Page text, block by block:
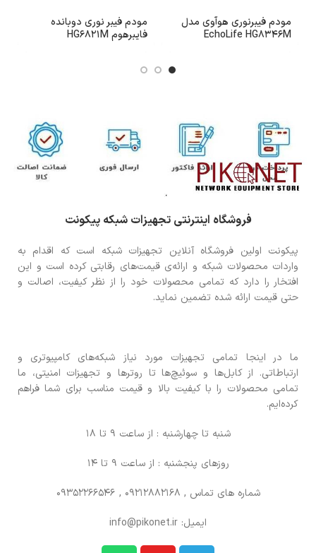
مودم فیبرنوری هوآوی مدل
EchoLife HG8346M
مودم فیبر نوری دوبانده
فایبرهوم HG6821M
فروشگاه اینترنتی تجهیزات شبکه پیکونت
پیکونت اولین فروشگاه آنلاین تجهیزات شبکه است که اقدام به
واردات محصولات شبکه و ارائه‌ی قیمت‌های رقابتی کرده است و این
افتخار را دارد که تمامی محصولات خود را از نظر کیفیت، اصالت و
حتی قیمت ارائه شده تضمین نماید.
ما در اینجا تمامی تجهیزات مورد نیاز شبکه‌های کامپیوتری و
ارتباطاتی. از کابل‌ها و سوئیچ‌ها تا روترها و تجهیزات امنیتی، ما
تمامی محصولات را با کیفیت بالا و قیمت مناسب برای شما فراهم
کرده‌ایم.
شنبه تا چهارشنبه : از ساعت 9 تا 18
روزهای پنجشنبه : از ساعت 9 تا 14
شماره های تماس , 09212882168 , 09352266546
ایمیل: info@pikonet.ir